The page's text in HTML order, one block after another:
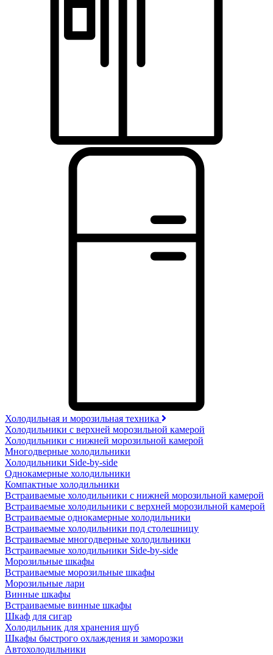
Холодильная и морозильная техника
Холодильники с верхней морозильной камерой
Холодильники с нижней морозильной камерой
Многодверные холодильники
Холодильники Side-by-side
Однокамерные холодильники
Компактные холодильники
Встраиваемые холодильники с нижней морозильной камерой
Встраиваемые холодильники с верхней морозильной камерой
Встраиваемые однокамерные холодильники
Встраиваемые холодильники под столешницу
Встраиваемые многодверные холодильники
Встраиваемые холодильники Side-by-side
Морозильные шкафы
Встраиваемые морозильные шкафы
Морозильные лари
Винные шкафы
Встраиваемые винные шкафы
Шкаф для сигар
Холодильник для хранения шуб
Шкафы быстрого охлаждения и заморозки
Автохолодильники